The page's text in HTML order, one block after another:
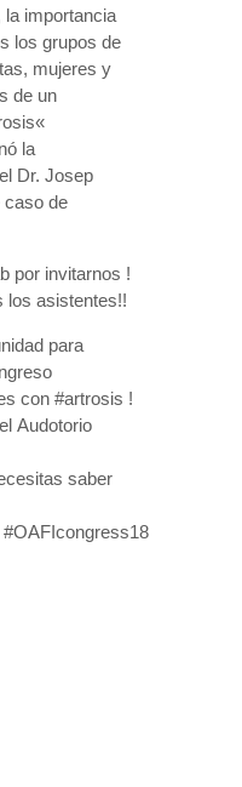
la importancia
los grupos de
mujeres y
de un
«
la
Dr. Josep
caso de
por invitarnos !
los asistentes!!
para
con #artrosis !
Audotorio
saber
#OAFIcongress18